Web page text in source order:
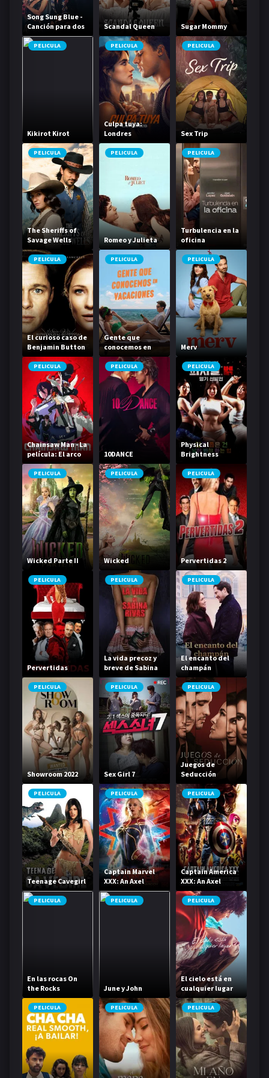
Song Sung Blue -
Canción para dos
Scandal Queen Sugar Mommy
PELICULA
Kikirot Kirot
PELICULA
Culpa tuya:
Londres
PELICULA
Sex Trip
PELICULA
The Sheriffs of
Savage Wells
PELICULA
Romeo y Julieta
PELICULA
Turbulencia en la
oficina
PELICULA
El curioso caso de
Benjamin Button
PELICULA
Gente que
conocemos en
vacaciones
PELICULA
Merv
PELICULA
Chainsaw Man - La
película: El arco
de Reze
PELICULA
10DANCE
PELICULA
Physical
Brightness
PELICULA
Wicked Parte II
PELICULA
Wicked
PELICULA
Pervertidas 2
PELICULA
Pervertidas
PELICULA
La vida precoz y
breve de Sabina
Rivas
PELICULA
El encanto del
champán
PELICULA
Showroom 2022
PELICULA
Sex Girl 7
PELICULA
Juegos de
Seducción
PELICULA
Teenage Cavegirl
PELICULA
Captain Marvel
XXX: An Axel
Braun Parody
PELICULA
Captain America
XXX: An Axel
Braun Parody
PELICULA
En las rocas On
the Rocks
PELICULA
June y John
PELICULA
El cielo está en
cualquier lugar
PELICULA PELICULA PELICULA